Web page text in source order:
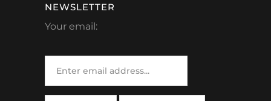
NEWSLETTER
Your email: